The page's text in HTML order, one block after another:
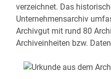
verzeichnet. Das
Unternehmensarchiv
Archivgut mit rund 80
Archiveinheiten bzw.